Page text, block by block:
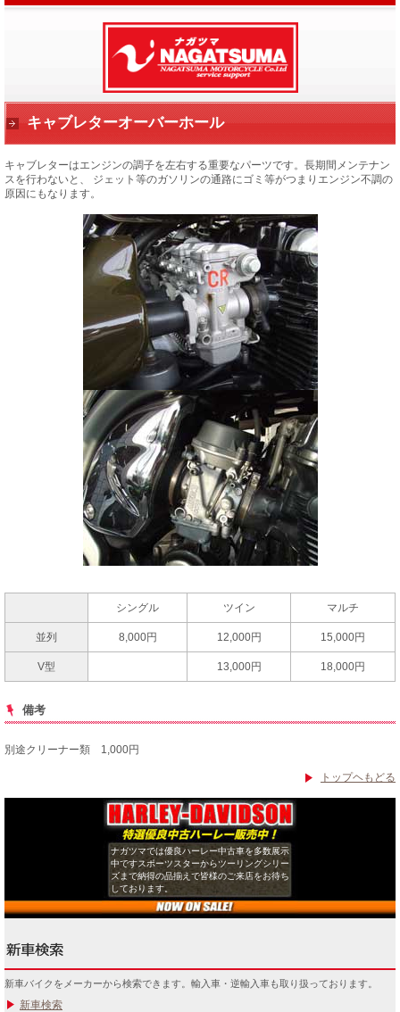
キャブレターオーバーホール
キャブレターはエンジンの調子を左右する重要なパーツです。長期間メンテナン
スを行わないと、
ジェット等のガソリンの通路にゴミ等がつまりエンジン不調の
原因にもなります。
シングル ツイン マルチ
並列 8,000円 12,000円 15,000円
V型 13,000円 18,000円
備考
別途クリーナー類 1,000円
トップヘもどる
ナガツマでは優良ハーレー中古車を多数展示
中ですスポーツスターからツーリングシリー
ズまで納得の品揃えで皆様のご来店をお待ち
しております。
新車バイクをメーカーから検索できます。輸入車・逆輸入車も取り扱っております。
新車検索